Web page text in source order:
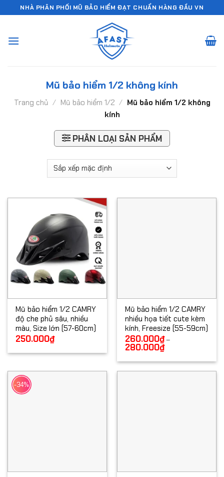
Chuyển
đến
dung
NHÀ PHÂN PHỐI MŨ BẢO HIỂM ĐẠT CHUẨN HÀNG ĐẦU VN
Mũ bảo hiểm 1/2 không kính
Trang chủ / Mũ bảo hiểm 1/2 / Mũ bảo hiểm 1/2 không
kính
PHÂN LOẠI SẢN PHẨM
Mũ bảo hiểm 1/2 CAMRY
độ che phủ sâu, nhiều
màu, Size lớn (57-60cm)
250.000₫
Mũ bảo hiểm 1/2 CAMRY
nhiều họa tiết cute kèm
kính, Freesize (55-59cm)
260.000₫–
280.000₫Khoảng
giá:
260.000₫
đến
-34%